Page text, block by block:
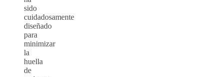
sido
cuidadosamente
diseñado
para
minimizar
la
huella
de